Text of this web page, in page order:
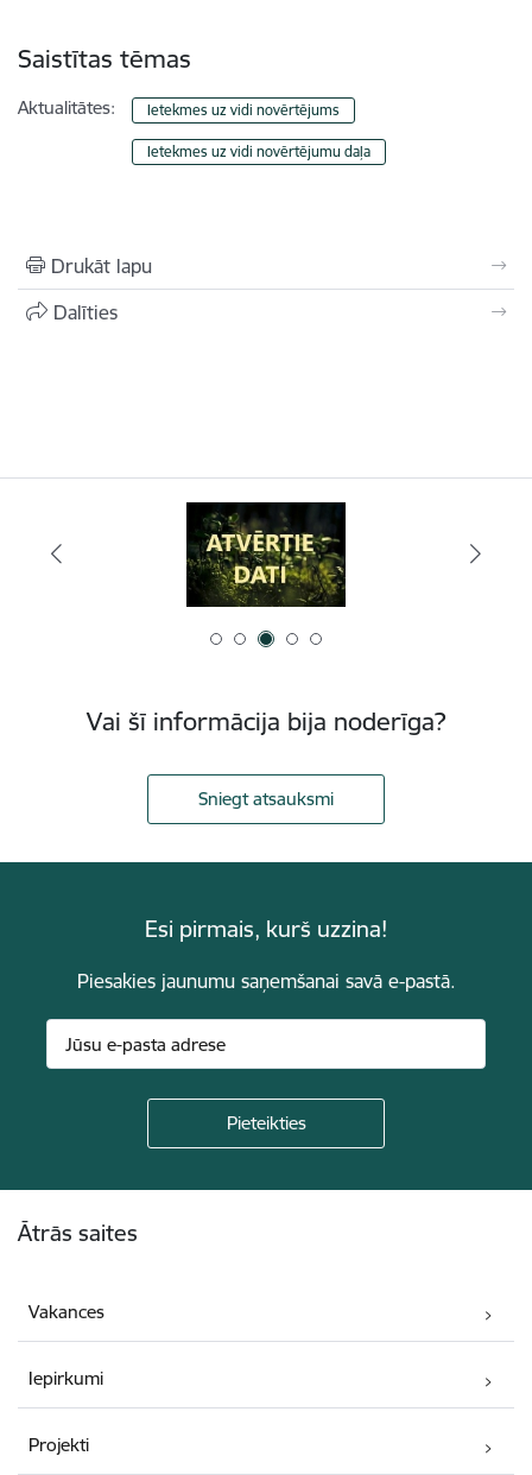
Saistītas tēmas
Aktualitātes: Ietekmes uz vidi novērtējums
Ietekmes uz vidi novērtējumu daļa
Drukāt lapu
Dalīties
Vai šī informācija bija noderīga?
Sniegt atsauksmi
Esi pirmais, kurš uzzina!
Piesakies jaunumu saņemšanai savā e-pastā.
Ātrās saites
Vakances
Iepirkumi
Projekti